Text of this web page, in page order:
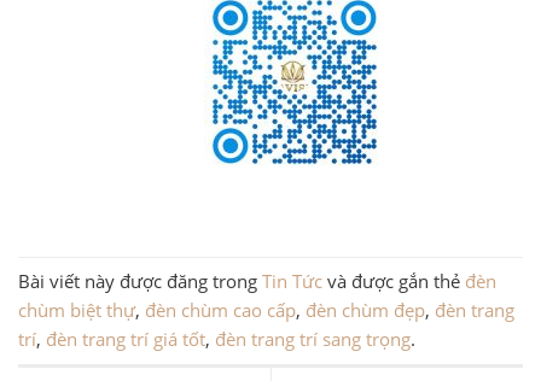
Bài viết này được đăng trong Tin Tức và được gắn thẻ đèn
chùm biệt thự, đèn chùm cao cấp, đèn chùm đẹp, đèn trang
trí, đèn trang trí giá tốt, đèn trang trí sang trọng.